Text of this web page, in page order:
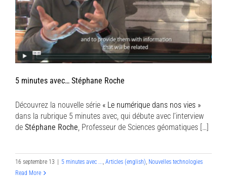
5 minutes avec… Stéphane Roche
Découvrez la nouvelle série « Le numérique dans nos vies »
dans la rubrique 5 minutes avec, qui débute avec l’interview
de Stéphane Roche, Professeur de Sciences géomatiques […]
16 septembre 13 | 5 minutes avec ..., Articles (english), Nouvelles technologies
Read More